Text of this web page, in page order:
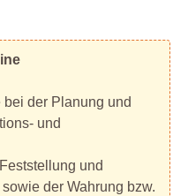
der Planung und
und
und
der Wahrung bzw.